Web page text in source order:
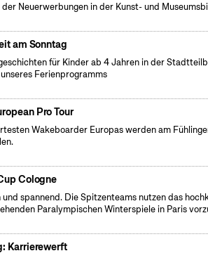
Neuerwerbungen in der Kunst- und
am Sonntag
für Kinder ab 4 Jahren in der
Ferienprogramms
Pro Tour
Wakeboarder Europas werden am
Cologne
und spannend. Die Spitzenteams nutzen das
Paralympischen Winterspiele in Paris
Karrierewerft